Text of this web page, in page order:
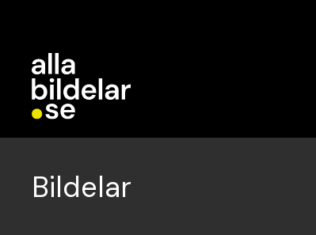
Bildelar